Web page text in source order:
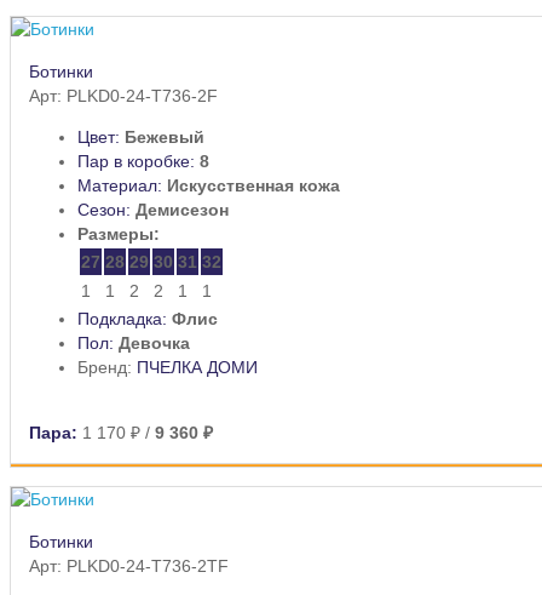
Ботинки
Арт: PLKD0-24-T736-2F
Цвет: Бежевый
Пар в коробке: 8
Материал: Искусственная кожа
Сезон: Демисезон
Размеры:
27 28 29 30 31 32
1
1 2 2 1
1
Подкладка: Флис
Пол: Девочка
Бренд: ПЧЕЛКА ДОМИ
Пара: 1 170 ₽ / 9 360 ₽
Ботинки
Арт: PLKD0-24-T736-2TF